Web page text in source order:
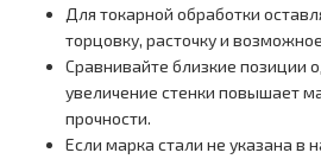
Для токарной обработки
торцовку, расточку и
Сравнивайте близкие позиции
увеличение стенки повышает
прочности.
Если марка стали не указана в